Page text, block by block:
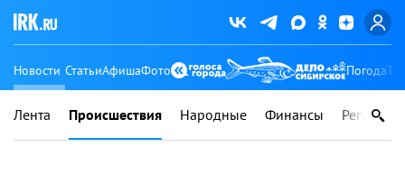
Новости СтатьиАфишаФото Погода
Лента Происшествия Народные Финансы Регионы